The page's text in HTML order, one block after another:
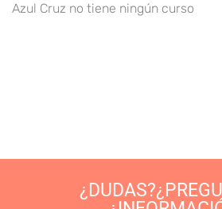
Azul Cruz no tiene ningún curso